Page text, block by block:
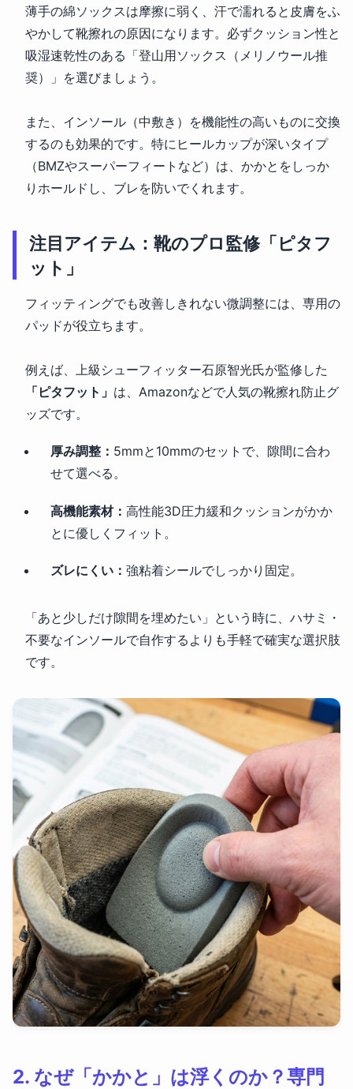
薄手の綿ソックスは摩擦に弱く、汗で濡れると皮膚をふ
やかして靴擦れの原因になります。必ずクッション性と
吸湿速乾性のある「登山用ソックス（メリノウール推
奨）」を選びましょう。
また、インソール（中敷き）を機能性の高いものに交換
するのも効果的です。特にヒールカップが深いタイプ
（BMZやスーパーフィートなど）は、かかとをしっか
りホールドし、ブレを防いでくれます。
注目アイテム：靴のプロ監修「ピタフ
ット」
フィッティングでも改善しきれない微調整には、専用の
パッドが役立ちます。
例えば、上級シューフィッター石原智光氏が監修した
「ピタフット」 は、Amazonなどで人気の靴擦れ防止グ
ッズです。
厚み調整： 5mmと10mmのセットで、隙間に合わ
せて選べる。
高機能素材： 高性能3D圧力緩和クッションがかか
とに優しくフィット。
ズレにくい： 強粘着シールでしっかり固定。
「あと少しだけ隙間を埋めたい」という時に、ハサミ・
不要なインソールで自作するよりも手軽で確実な選択肢
です。
2. なぜ「かかと」は浮くのか？専門